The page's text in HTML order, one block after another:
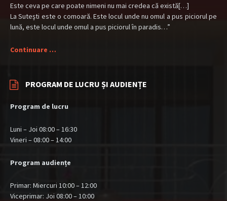
Este ceva pe care poate nimeni nu mai credea că există[…]
La Suteşti este o comoară. Este locul unde nu omul a pus piciorul pe
lună, este locul unde omul a pus piciorul în paradis…”
Continuare …
PROGRAM DE LUCRU ȘI AUDIENȚE
Program de lucru
Luni – Joi 08:00 – 16:30
Vineri – 08:00 – 14:00
Program audiențe
Primar: Miercuri 10:00 – 12:00
Viceprimar: Joi 08:00 – 10:00